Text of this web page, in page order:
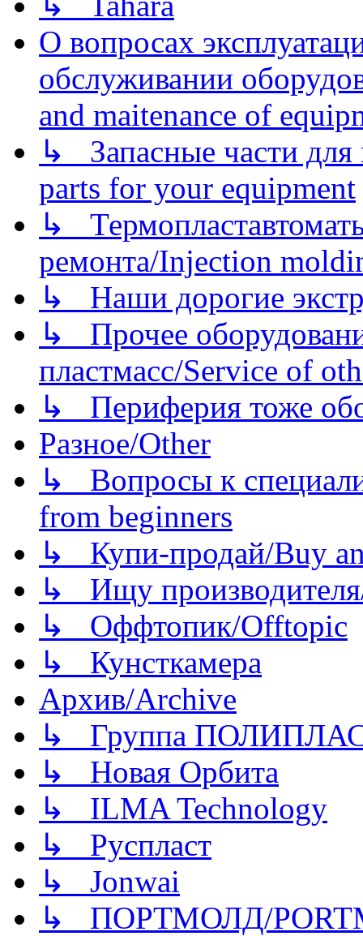
О вопросах
обслуживании
and maitenance of
↳ Запасные части для
parts for your equipment
↳
ремонта/Injection
↳ Наши дорогие
↳ Прочее
пластмасс/Service of
↳ Периферия тоже
Разное/Other
↳ Вопросы к
from beginners
↳ Купи-продай/Buy
↳ Ищу
↳ Оффтопик/Offtopic
↳ Кунсткамера
Архив/Archive
↳ Группа
↳ Новая Орбита
↳ ILMA Technology
↳ Руспласт
↳ Jonwai
↳ ПОРТМОЛД/